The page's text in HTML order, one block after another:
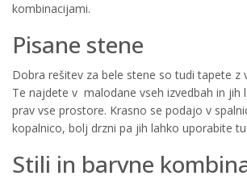
kombinacijami.
Pisane stene
Dobra rešitev za bele stene so tudi tapete z
Te najdete v malodane vseh izvedbah in jih
prav vse prostore. Krasno se podajo v
kopalnico, bolj drzni pa jih lahko uporabite
Stili in barvne